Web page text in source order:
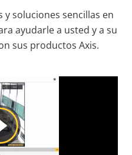
soluciones sencillas en
ayudarle a usted y a su
sus productos Axis.